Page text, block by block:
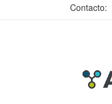
Contacto: